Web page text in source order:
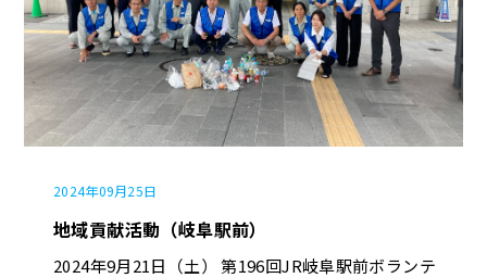
張ります✨ PDCLAのサイクルを使うことで、業務
の見直しと改善を常に続けることができます。 今
年の課題をしっかり振り返り、学びを次のアクショ
ンに活かしさらに良いサービスを 提供できるよう
頑張っていきますので、どうぞご期待ください！
ちなみに、本日の会場は「長良川国際会議場」でし
じながらお昼休憩を過ごすことができました? そ
れでは、また会いましょう☁
2024年09月25日
地域貢献活動（岐阜駅前）
2024年9月21日（土） 第196回JR岐阜駅前ボランテ